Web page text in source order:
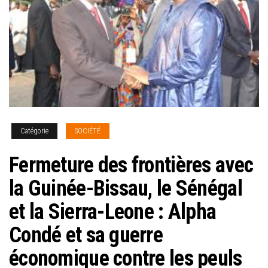
Catégorie SOCIÉTÉ
Fermeture des frontières avec
la Guinée-Bissau, le Sénégal
et la Sierra-Leone : Alpha
Condé et sa guerre
économique contre les peuls